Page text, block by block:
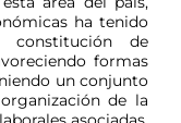
ha tenido
de
formas
un conjunto
de la